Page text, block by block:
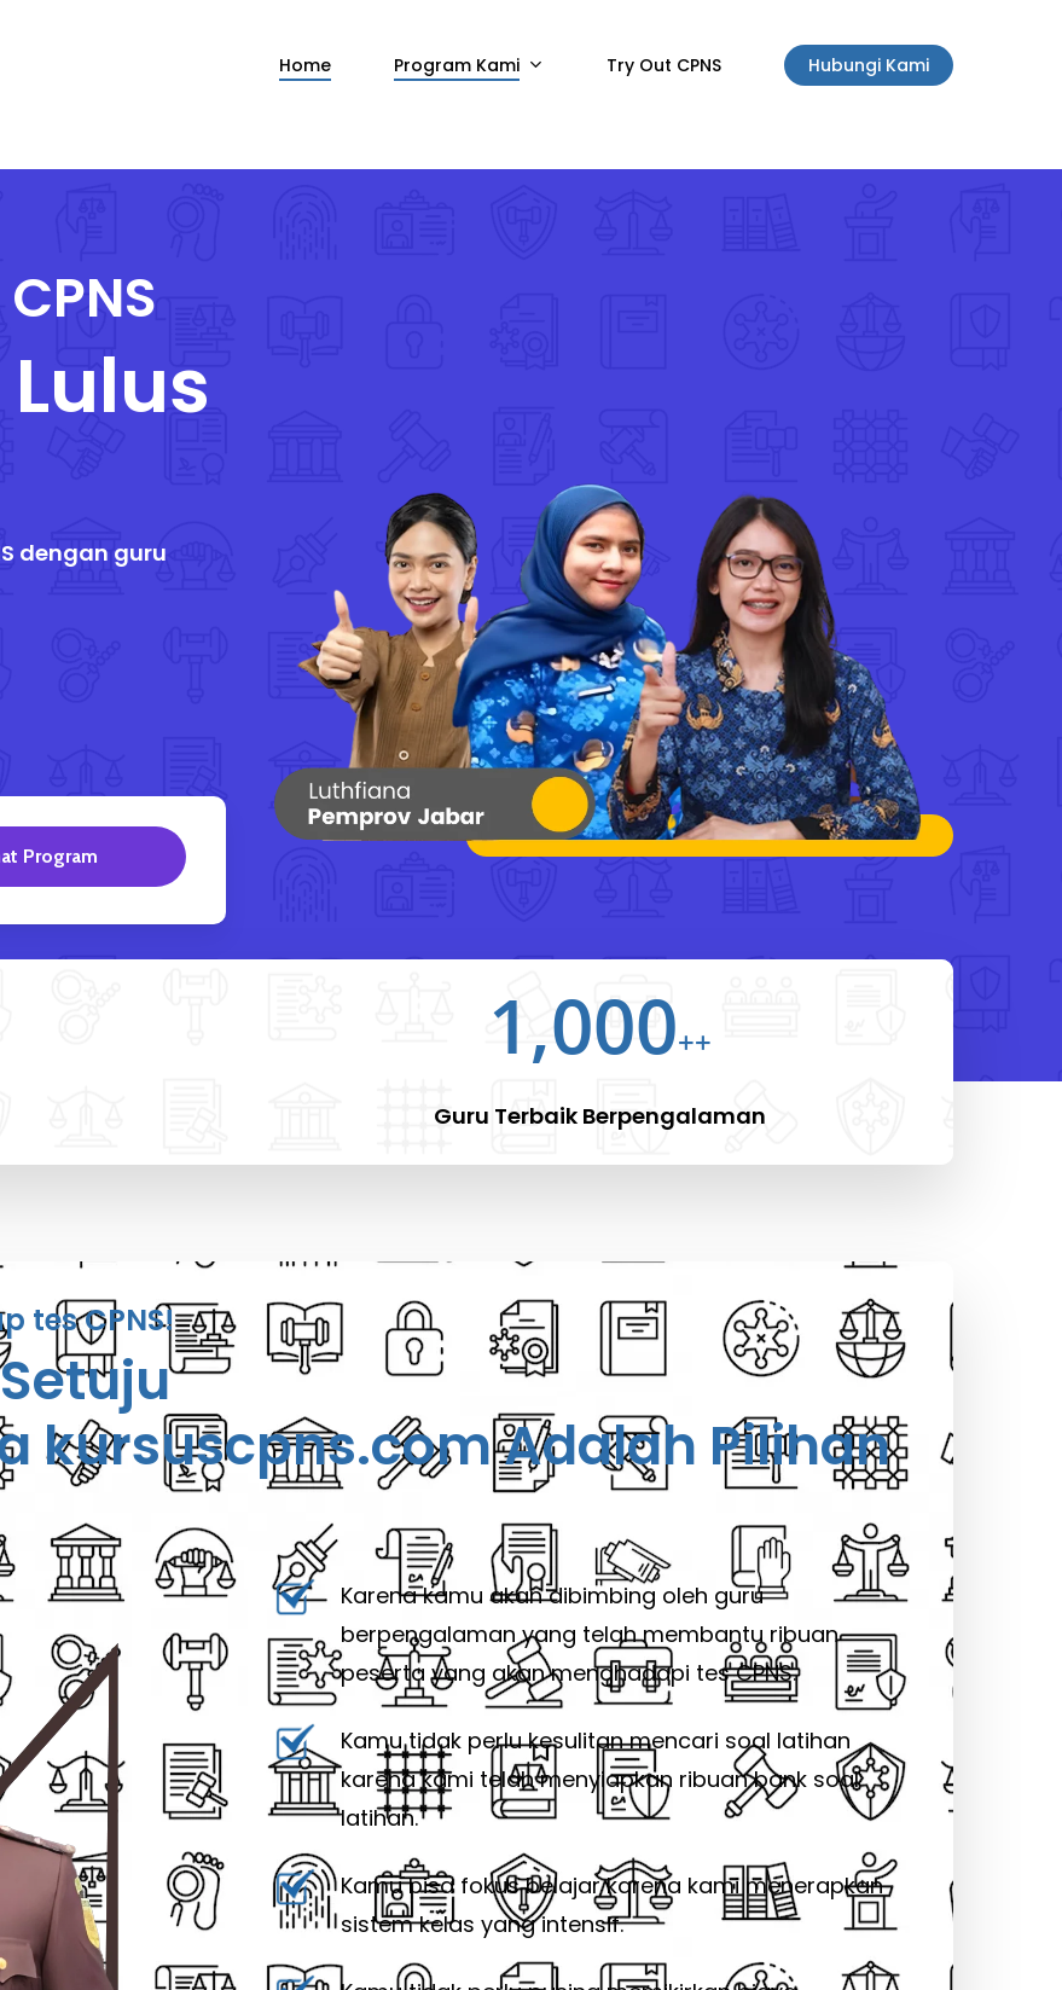
Home Program Kami Try Out CPNS Hubungi Kami
dengan guru
Program
1,000++
Guru Terbaik Berpengalaman
tes CPNS!
kursuscpns.com Adalah Pilihan
Karena kamu akan dibimbing oleh guru
berpengalaman yang telah membantu ribuan
peserta yang akan menghadapi tes CPNS.
Kamu tidak perlu kesulitan mencari soal latihan
karena kami telah menyiapkan ribuan bank soal
latihan.
Kamu bisa fokus belajar karena kami menerapkan
sistem kelas yang intensif.